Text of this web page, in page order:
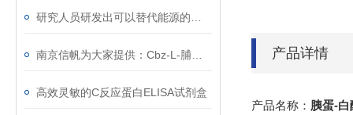
高效灵敏的C反应蛋白ELISA试剂盒
产品详情
产品名称： 胰蛋-